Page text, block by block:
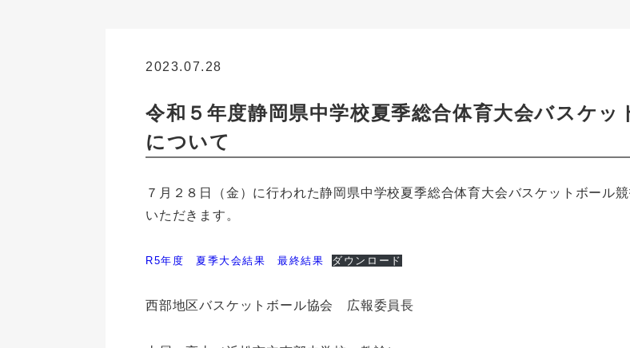
2023.07.28
令和５年度静岡県中学校夏季総合体育大会バスケッ
について
７月２８日（金）に行われた静岡県中学校夏季総合体育大会バスケットボール
いただきます。
R5年度 夏季大会結果 最終結果 ダウンロード
西部地区バスケットボール協会 広報委員長